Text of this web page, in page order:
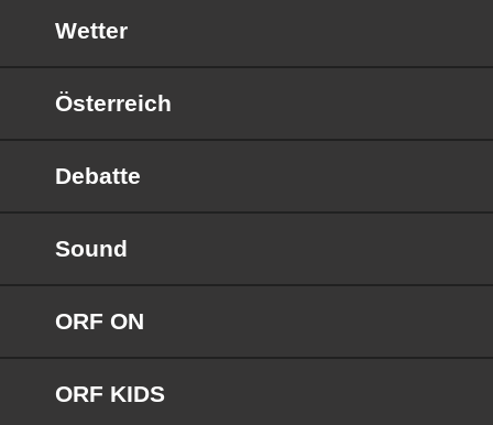
Wetter
Österreich
Debatte
Sound
ORF ON
ORF KIDS